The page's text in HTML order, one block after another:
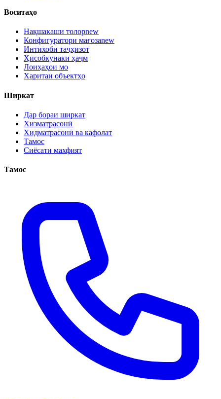
Воситаҳо
Нақшакаши толорnew
Конфигуратори мағозаnew
Интихоби таҷҳизот
Ҳисобкунаки ҳаҷм
Лоиҳаҳои мо
Харитаи объектҳо
Ширкат
Дар бораи ширкат
Хизматрасонӣ
Хидматрасонӣ ва кафолат
Тамос
Сиёсати махфият
Тамос